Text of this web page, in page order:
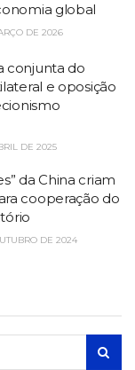
global
DE 2026
conjunta do
e oposição
DE 2025
da China criam
cooperação do
DE 2024